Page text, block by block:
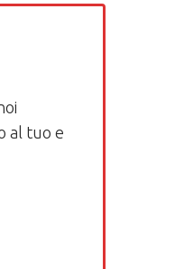
al tuo e